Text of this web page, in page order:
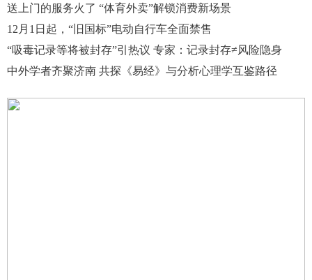
送上门的服务火了 “体育外卖”解锁消费新场景
12月1日起，“旧国标”电动自行车全面禁售
“吸毒记录等将被封存”引热议 专家：记录封存≠风险隐身
中外学者齐聚济南 共探《易经》与分析心理学互鉴路径